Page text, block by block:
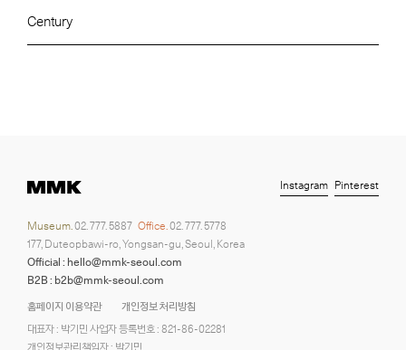
Century
홈페이지 이용약관
개인정보 처리방침
대표자 : 박기민 사업자 등록번호 : 821-86-02281
개인정보관리책임자 : 박기민
Museum.02. 777. 5887 Office.02. 777. 5778
177, Duteopbawi-ro, Yongsan-gu, Seoul, Korea
Official : hello@mmk-seoul.com
B2B : b2b@mmk-seoul.com
Instagram Pinterest